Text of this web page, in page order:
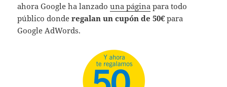
ahora Google ha lanzadouna página para todo
público donderegalan un cupón de 50€ para
Google AdWords.